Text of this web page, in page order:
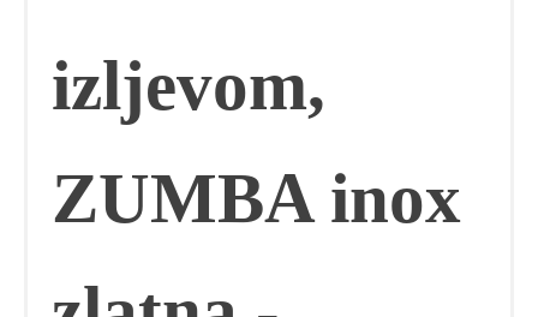
izljevom,
ZUMBA inox